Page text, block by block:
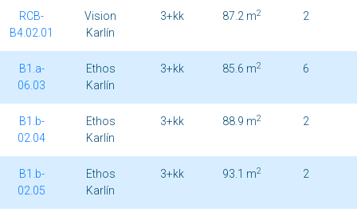
RCB-
B4.02.01
Vision
Karlín
3+kk 87.2 m2 2
B1.a-
06.03
Ethos
Karlín
3+kk 85.6 m2 6
B1.b-
02.04
Ethos
Karlín
3+kk 88.9 m2 2
B1.b-
02.05
Ethos
Karlín
3+kk 93.1 m2 2